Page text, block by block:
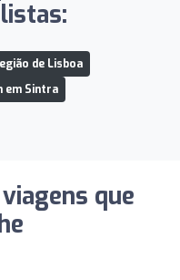
de Lisboa
em Sintra
que